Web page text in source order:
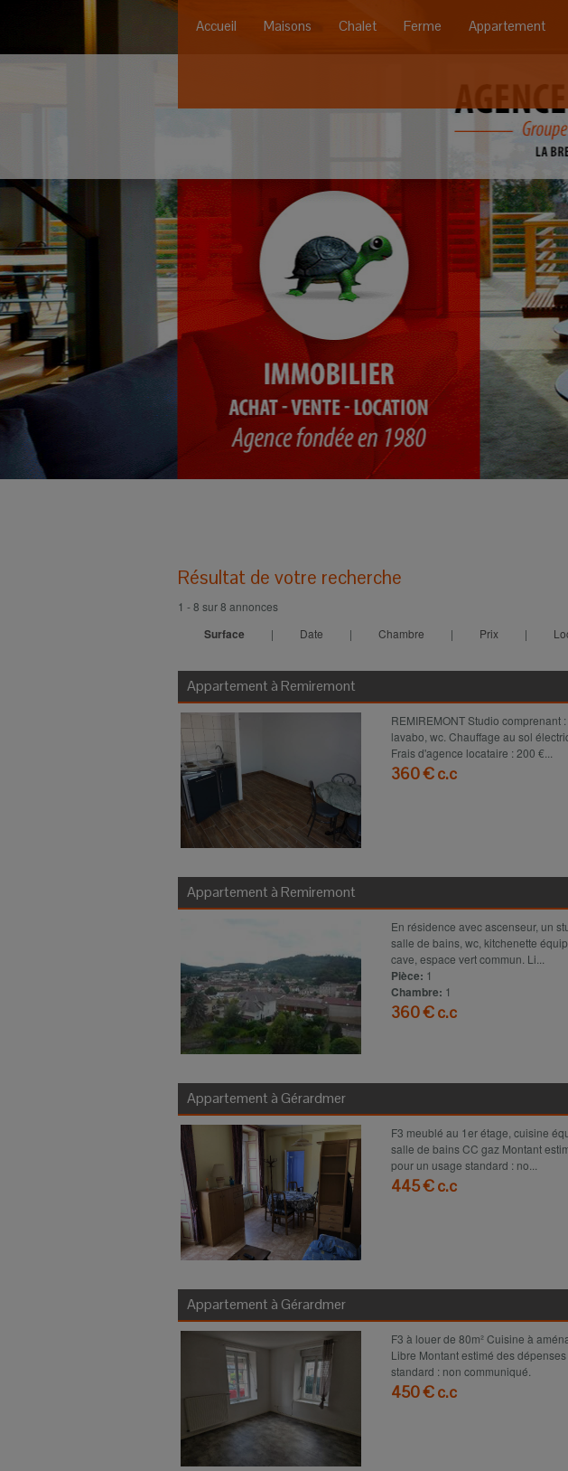
Accueil Maisons Chalet Ferme Appartement
Résultat de votre recherche
1 - 8 sur 8 annonces
Surface
| Date | Chambre | Prix |
Appartement à Remiremont
REMIREMONT Studio comprenant
lavabo, wc. Chauffage au sol
Frais d'agence locataire : 200 €...
360 € c.c
Appartement à Remiremont
En résidence avec ascenseur, un
salle de bains, wc, kitchenette
cave, espace vert commun. Li...
Pièce: 1
Chambre: 1
360 € c.c
Appartement à Gérardmer
F3 meublé au 1er étage, cuisine
salle de bains CC gaz Montant
pour un usage standard : no...
445 € c.c
Appartement à Gérardmer
F3 à louer de 80m² Cuisine à
Libre Montant estimé des
standard : non communiqué.
450 € c.c